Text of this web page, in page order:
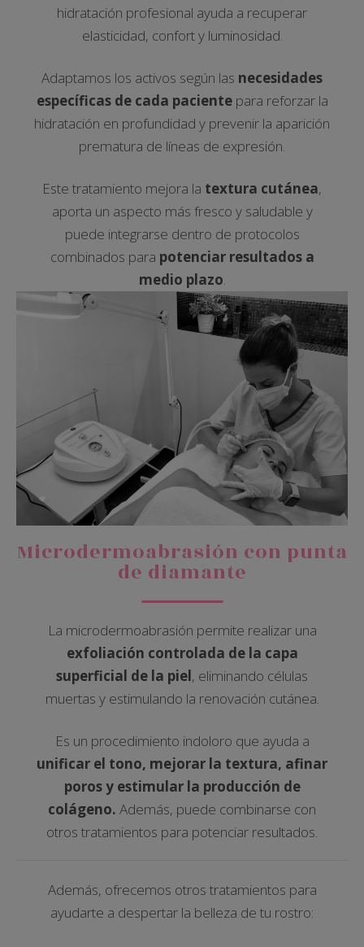
hidratación profesional ayuda a recuperar
elasticidad, confort y luminosidad.
Adaptamos los activos según las necesidades
específicas de cada pacientepara reforzar la
hidratación en profundidad y prevenir la aparición
prematura de líneas de expresión.
Este tratamiento mejora la textura cutánea,
aporta un aspecto más fresco y saludable y
puede integrarse dentro de protocolos
combinados para potenciar resultados a
medio plazo.
Microdermoabrasión con punta
de diamante
La microdermoabrasión permite realizar una
exfoliación controlada de la capa
superficial de la piel, eliminando células
muertas y estimulando la renovación cutánea.
Es un procedimiento indoloro que ayuda a
unificar el tono, mejorar la textura, afinar
poros y estimular la producción de
colágeno. Además, puede combinarse con
otros tratamientos para potenciar resultados.
Además, ofrecemos otros tratamientos para
ayudarte a despertar la belleza de tu rostro: